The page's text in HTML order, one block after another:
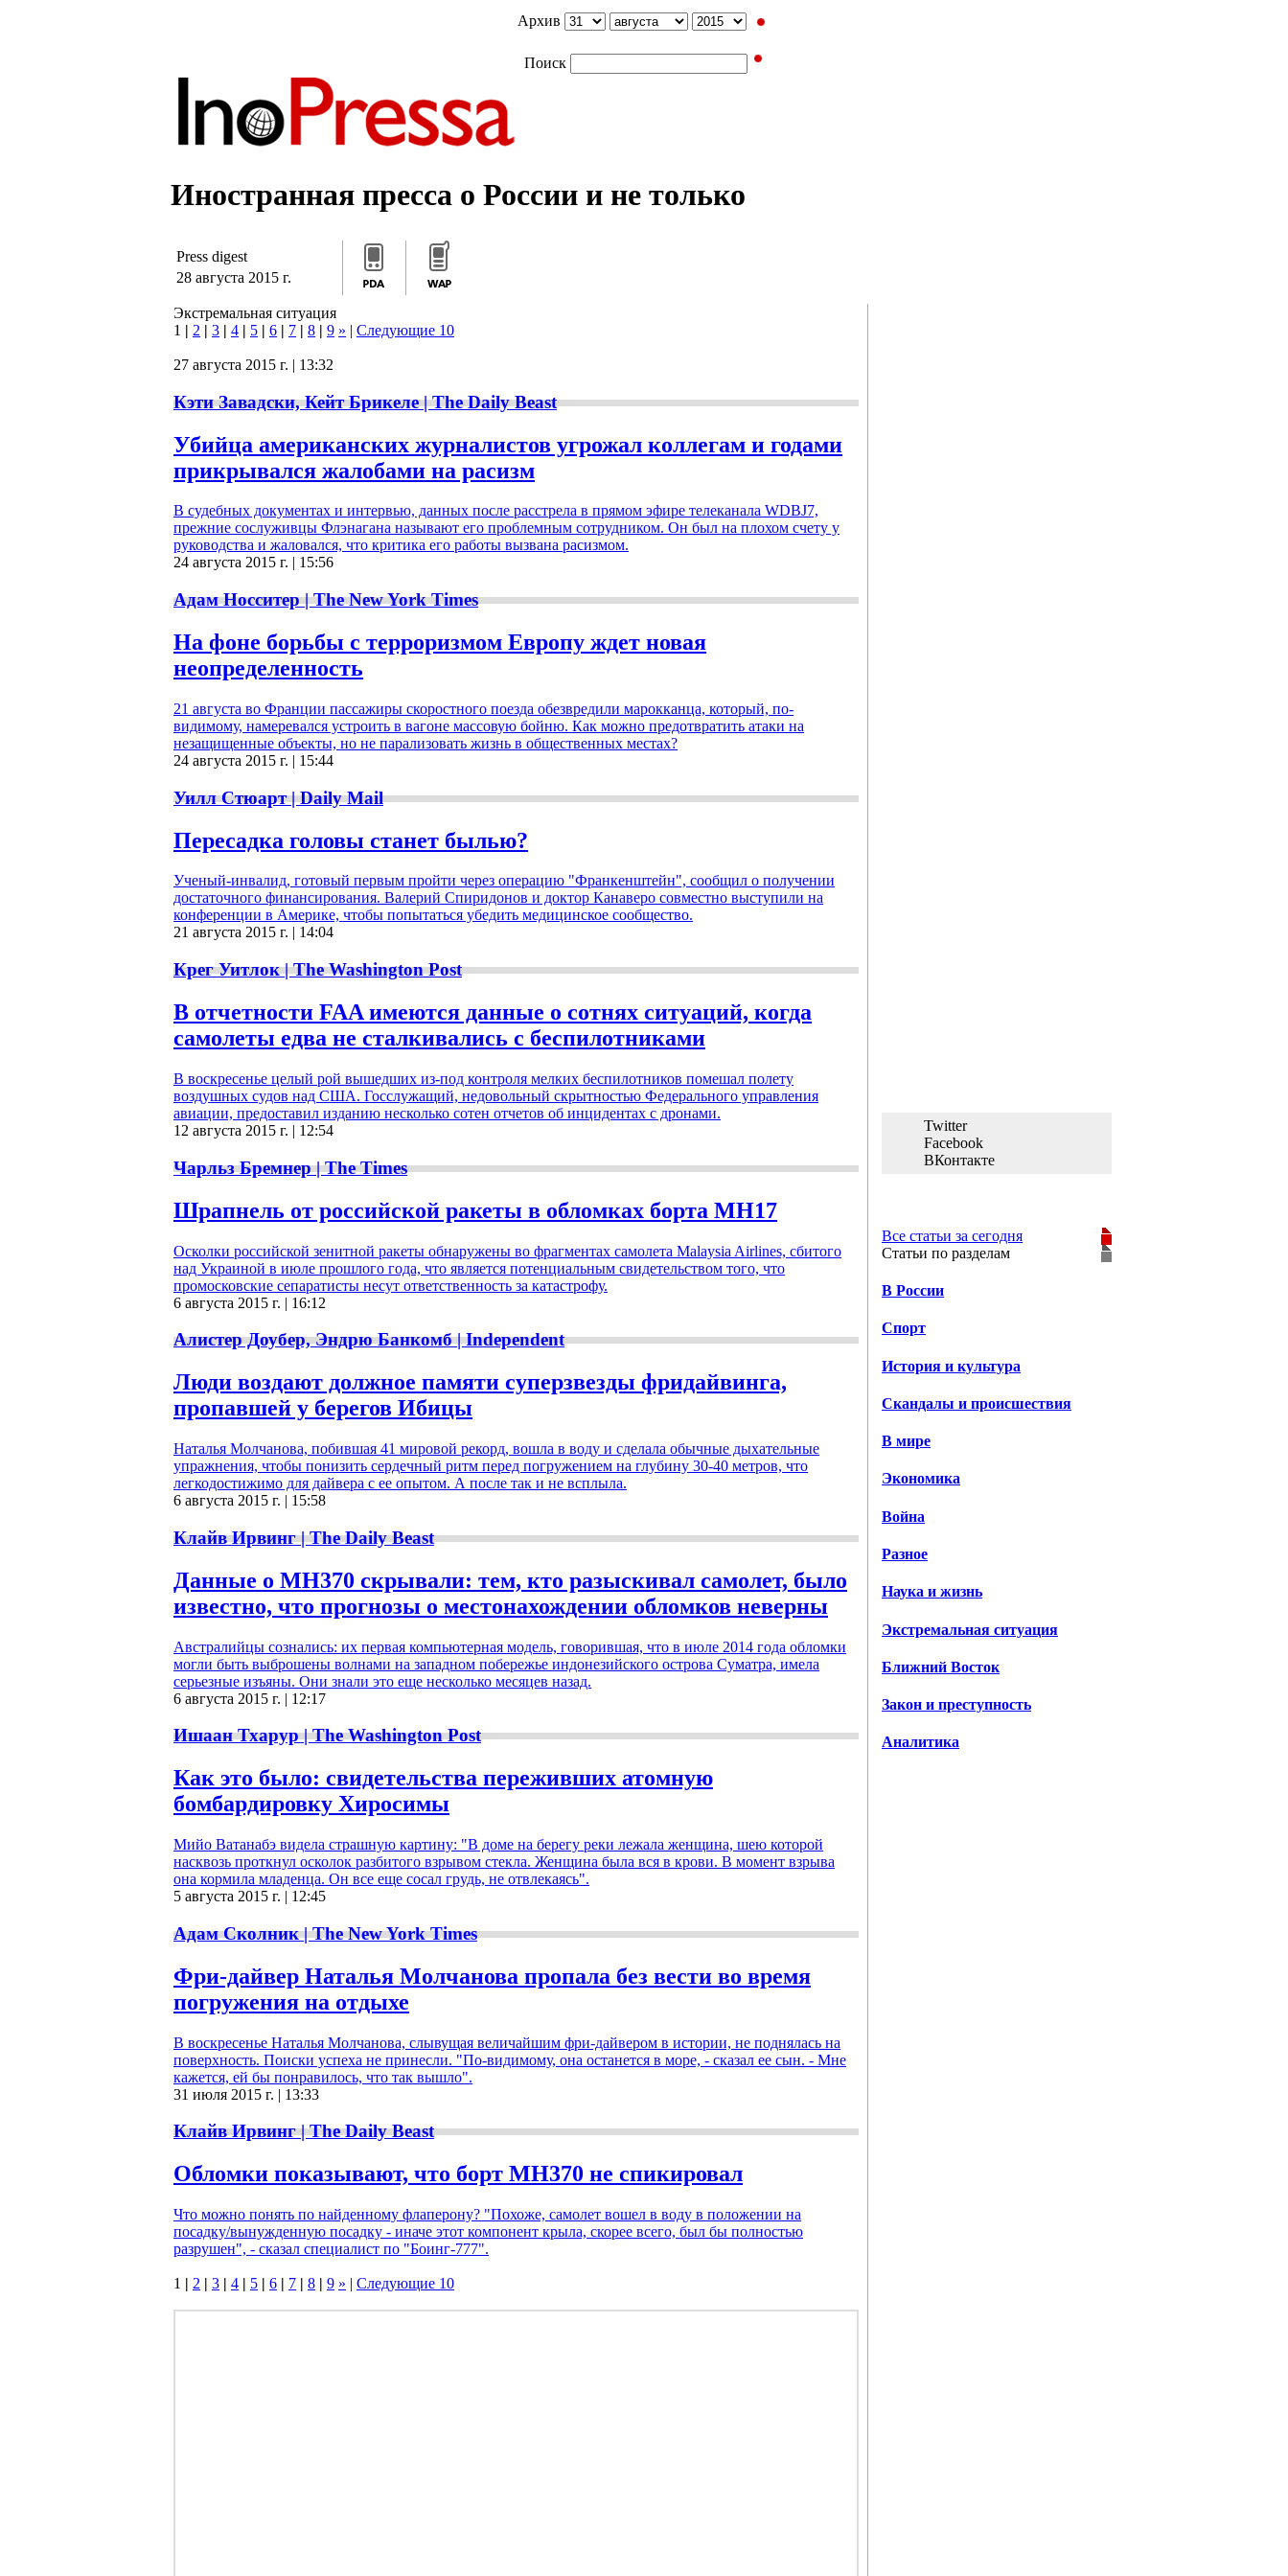
Архив
Поиск
Иностранная пресса о России и не только
Press digest
28 августа 2015 г.
Экстремальная ситуация
1 | 2 | 3 | 4 | 5 | 6 | 7 | 8 | 9 » | Следующие 10
27 августа 2015 г. | 13:32
Кэти Завадски, Кейт Брикеле | The Daily Beast
Убийца американских журналистов угрожал коллегам и годами
прикрывался жалобами на расизм
В судебных документах и интервью, данных после расстрела в прямом эфире телеканала WDBJ7,
прежние сослуживцы Флэнагана называют его проблемным сотрудником. Он был на плохом счету у
руководства и жаловался, что критика его работы вызвана расизмом.
24 августа 2015 г. | 15:56
Адам Носситер | The New York Times
На фоне борьбы с терроризмом Европу ждет новая
неопределенность
21 августа во Франции пассажиры скоростного поезда обезвредили марокканца, который, по-
видимому, намеревался устроить в вагоне массовую бойню. Как можно предотвратить атаки на
незащищенные объекты, но не парализовать жизнь в общественных местах?
24 августа 2015 г. | 15:44
Уилл Стюарт | Daily Mail
Пересадка головы станет былью?
Ученый-инвалид, готовый первым пройти через операцию "Франкенштейн", сообщил о получении
достаточного финансирования. Валерий Спиридонов и доктор Канаверо совместно выступили на
конференции в Америке, чтобы попытаться убедить медицинское сообщество.
21 августа 2015 г. | 14:04
Крег Уитлок | The Washington Post
В отчетности FAA имеются данные о сотнях ситуаций, когда
самолеты едва не сталкивались с беспилотниками
В воскресенье целый рой вышедших из-под контроля мелких беспилотников помешал полету
воздушных судов над США. Госслужащий, недовольный скрытностью Федерального управления
авиации, предоставил изданию несколько сотен отчетов об инцидентах с дронами.
12 августа 2015 г. | 12:54
Чарльз Бремнер | The Times
Шрапнель от российской ракеты в обломках борта MH17
Осколки российской зенитной ракеты обнаружены во фрагментах самолета Malaysia Airlines, сбитого
над Украиной в июле прошлого года, что является потенциальным свидетельством того, что
промосковские сепаратисты несут ответственность за катастрофу.
6 августа 2015 г. | 16:12
Алистер Доубер, Эндрю Банкомб | Independent
Люди воздают должное памяти суперзвезды фридайвинга,
пропавшей у берегов Ибицы
Наталья Молчанова, побившая 41 мировой рекорд, вошла в воду и сделала обычные дыхательные
упражнения, чтобы понизить сердечный ритм перед погружением на глубину 30-40 метров, что
легкодостижимо для дайвера с ее опытом. А после так и не всплыла.
6 августа 2015 г. | 15:58
Клайв Ирвинг | The Daily Beast
Данные о MH370 скрывали: тем, кто разыскивал самолет, было
известно, что прогнозы о местонахождении обломков неверны
Австралийцы сознались: их первая компьютерная модель, говорившая, что в июле 2014 года обломки
могли быть выброшены волнами на западном побережье индонезийского острова Суматра, имела
серьезные изъяны. Они знали это еще несколько месяцев назад.
6 августа 2015 г. | 12:17
Ишаан Тхарур | The Washington Post
Как это было: свидетельства переживших атомную
бомбардировку Хиросимы
Мийо Ватанабэ видела страшную картину: "В доме на берегу реки лежала женщина, шею которой
насквозь проткнул осколок разбитого взрывом стекла. Женщина была вся в крови. В момент взрыва
она кормила младенца. Он все еще сосал грудь, не отвлекаясь".
5 августа 2015 г. | 12:45
Адам Сколник | The New York Times
Фри-дайвер Наталья Молчанова пропала без вести во время
погружения на отдыхе
В воскресенье Наталья Молчанова, слывущая величайшим фри-дайвером в истории, не поднялась на
поверхность. Поиски успеха не принесли. "По-видимому, она останется в море, - сказал ее сын. - Мне
кажется, ей бы понравилось, что так вышло".
31 июля 2015 г. | 13:33
Клайв Ирвинг | The Daily Beast
Обломки показывают, что борт MH370 не спикировал
Что можно понять по найденному флаперону? "Похоже, самолет вошел в воду в положении на
посадку/вынужденную посадку - иначе этот компонент крыла, скорее всего, был бы полностью
разрушен", - сказал специалист по "Боинг-777".
1 | 2 | 3 | 4 | 5 | 6 | 7 | 8 | 9 » | Следующие 10
Twitter
Facebook
ВКонтакте
Все статьи за сегодня
Статьи по разделам
В России
Спорт
История и культура
Скандалы и происшествия
В мире
Экономика
Война
Разное
Наука и жизнь
Экстремальная ситуация
Ближний Восток
Закон и преступность
Аналитика